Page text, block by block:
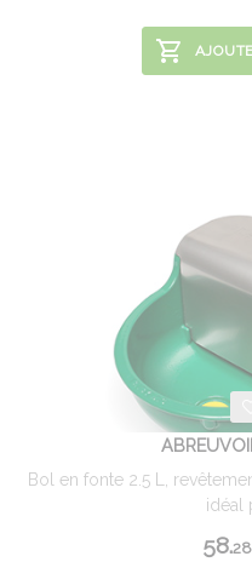
Bol en fonte 2.5 L,
idéal
58.28